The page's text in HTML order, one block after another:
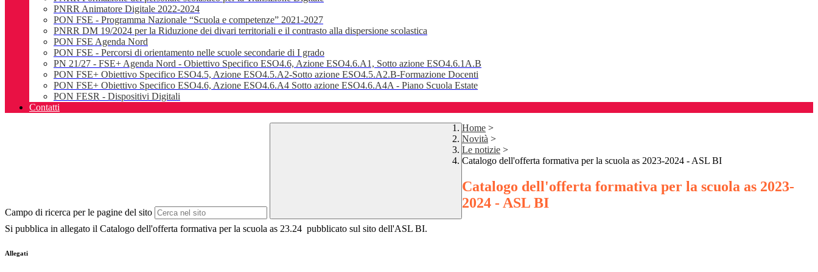
PNRR Animatore Digitale 2022-2024
PON FSE - Programma Nazionale “Scuola e competenze” 2021-2027
PNRR DM 19/2024 per la Riduzione dei divari territoriali e il contrasto alla dispersione scolastica
PON FSE Agenda Nord
PON FSE - Percorsi di orientamento nelle scuole secondarie di I grado
PN 21/27 - FSE+ Agenda Nord - Obiettivo Specifico ESO4.6, Azione ESO4.6.A1, Sotto azione ESO4.6.1A.B
PON FSE+ Obiettivo Specifico ESO4.5, Azione ESO4.5.A2-Sotto azione ESO4.5.A2.B-Formazione Docenti
PON FSE+ Obiettivo Specifico ESO4.6, Azione ESO4.6.A4 Sotto azione ESO4.6.A4A - Piano Scuola Estate
PON FESR - Dispositivi Digitali
Contatti
Campo di ricerca per le pagine del sito
Home >
Novità >
Le notizie >
Catalogo dell'offerta formativa per la scuola as 2023-2024 - ASL BI
Catalogo dell'offerta formativa per la scuola as 2023-
2024 - ASL BI
Si pubblica in allegato il Catalogo dell'offerta formativa per la scuola as 23.24 pubblicato sul sito dell'ASL BI.
Allegati